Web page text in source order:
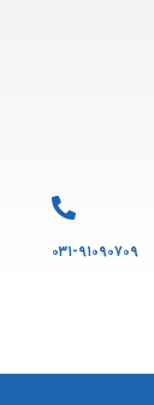
۰۳۱-۹۱۰۹۰۷۰۹